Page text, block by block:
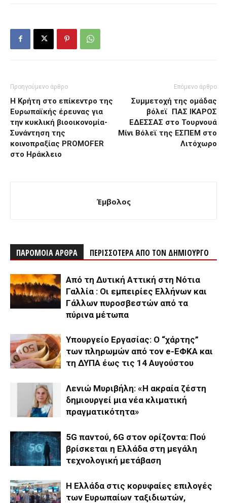
Προηγούμενο άρθρο
Η Κρήτη στο επίκεντρο της
Ευρωπαϊκής έρευνας για
την κυκλική βιοοικονομία-
Συνάντηση της
κοινοπραξίας PROMOFER
στο Ηράκλειο
Επόμενο άρθρο
Συμμετοχή της ομάδας
βόλεϊ ΠΑΣ ΙΚΑΡΟΣ
ΕΔΕΣΣΑΣ στο Τουρνουά
Μίνι Βόλεϊ της ΕΣΠΕΜ στο
Λιτόχωρο
Έμβολος
ΠΑΡΟΜΟΙΑ ΑΡΘΡΑ ΠΕΡΙΣΣΟΤΕΡΑ ΑΠΟ ΤΟΝ ΔΗΜΙΟΥΡΓΟ
Από τη Δυτική Αττική στη Νότια
Γαλλία : Οι εμπειρίες Ελλήνων και
Γάλλων πυροσβεστών από τα
πύρινα μέτωπα
Υπουργείο Εργασίας: Ο “χάρτης”
των πληρωμών από τον e-ΕΦΚΑ και
τη ΔΥΠΑ έως τις 14 Αυγούστου
Λενιώ Μυριβήλη: «Η ακραία ζέστη
δημιουργεί μια νέα κλιματική
πραγματικότητα»
5G παντού, 6G στον ορίζοντα: Πού
βρίσκεται η Ελλάδα στη μεγάλη
τεχνολογική μετάβαση
Η Ελλάδα στις κορυφαίες επιλογές
των Ευρωπαίων ταξιδιωτών,